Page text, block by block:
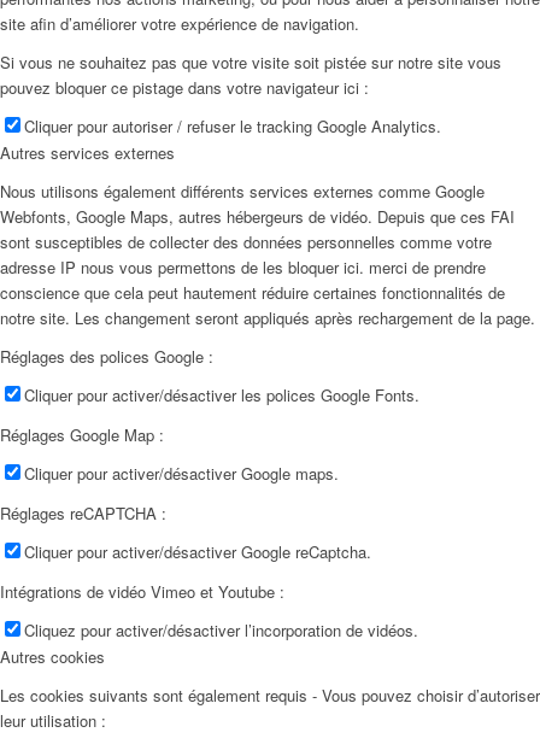
site afin d’améliorer votre expérience de navigation.
Si vous ne souhaitez pas que votre visite soit pistée sur notre site vous
pouvez bloquer ce pistage dans votre navigateur ici :
Cliquer pour autoriser / refuser le tracking Google Analytics.
Autres services externes
Nous utilisons également différents services externes comme Google
Webfonts, Google Maps, autres hébergeurs de vidéo. Depuis que ces FAI
sont susceptibles de collecter des données personnelles comme votre
adresse IP nous vous permettons de les bloquer ici. merci de prendre
conscience que cela peut hautement réduire certaines fonctionnalités de
notre site. Les changement seront appliqués après rechargement de la page.
Réglages des polices Google :
Cliquer pour activer/désactiver les polices Google Fonts.
Réglages Google Map :
Cliquer pour activer/désactiver Google maps.
Réglages reCAPTCHA :
Cliquer pour activer/désactiver Google reCaptcha.
Intégrations de vidéo Vimeo et Youtube :
Cliquez pour activer/désactiver l’incorporation de vidéos.
Autres cookies
Les cookies suivants sont également requis - Vous pouvez choisir d’autoriser
leur utilisation :